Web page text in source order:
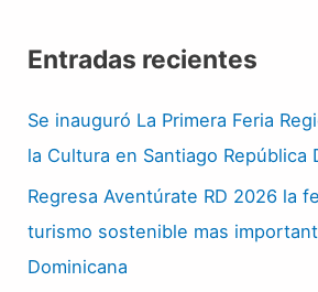
Entradas recientes
Se inauguró La Primera Feria
la Cultura en Santiago República
Regresa Aventúrate RD 2026 la
turismo sostenible mas
Dominicana